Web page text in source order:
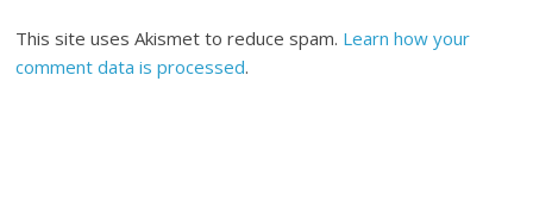
This site uses Akismet to reduce spam. Learn how your
comment data is processed.